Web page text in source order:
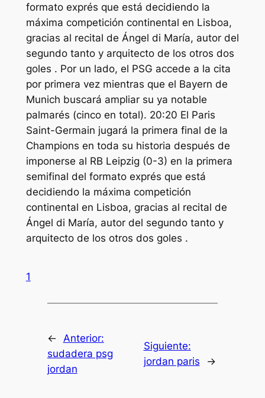
formato exprés que está decidiendo la
máxima competición continental en Lisboa,
gracias al recital de Ángel di María, autor del
segundo tanto y arquitecto de los otros dos
goles . Por un lado, el PSG accede a la cita
por primera vez mientras que el Bayern de
Munich buscará ampliar su ya notable
palmarés (cinco en total). 20:20 El Paris
Saint-Germain jugará la primera final de la
Champions en toda su historia después de
imponerse al RB Leipzig (0-3) en la primera
semifinal del formato exprés que está
decidiendo la máxima competición
continental en Lisboa, gracias al recital de
Ángel di María, autor del segundo tanto y
arquitecto de los otros dos goles .
1
←
Anterior:
sudadera psg
jordan
Siguiente:
jordan paris
→